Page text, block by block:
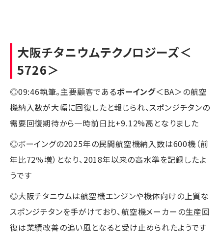
大阪チタニウムテクノロジーズ＜
5726＞
◎09:46執筆。主要顧客であるボーイング＜BA＞の航空
機納入数が大幅に回復したと報じられ、スポンジチタンの
需要回復期待から一時前日比+9.12%高となりました
◎ボーイングの2025年の民間航空機納入数は600機（前
年比72％増）となり、2018年以来の高水準を記録したよ
うです
◎大阪チタニウムは航空機エンジンや機体向けの上質な
スポンジチタンを手がけており、航空機メーカーの生産回
復は業績改善の追い風となると受け止められたようです